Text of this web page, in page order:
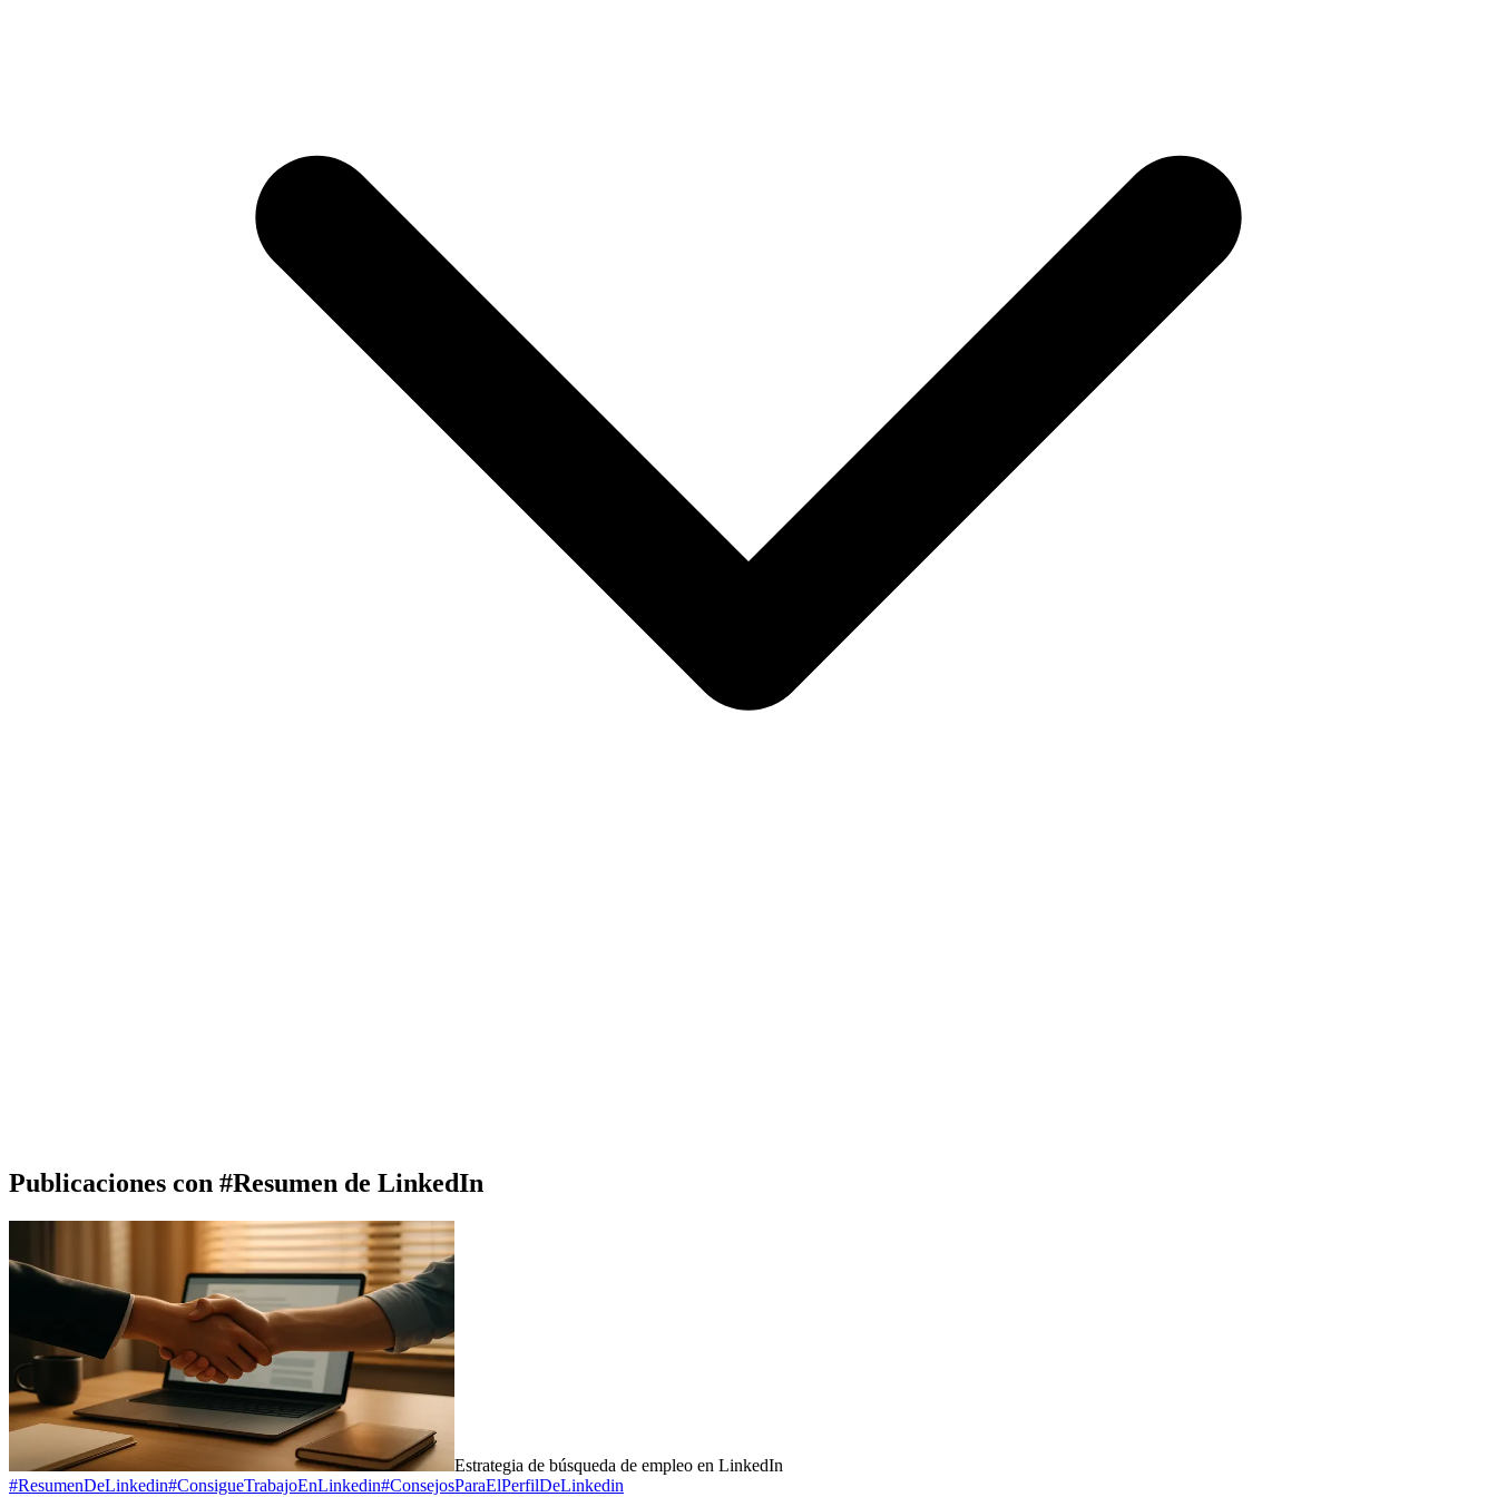
Publicaciones con #Resumen de LinkedIn
Estrategia de búsqueda de empleo en LinkedIn
#ResumenDeLinkedin#ConsigueTrabajoEnLinkedin#ConsejosParaElPerfilDeLinkedin